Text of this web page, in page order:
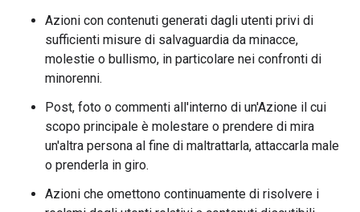
Azioni con contenuti generati dagli utenti privi di
sufficienti misure di salvaguardia da minacce,
molestie o bullismo, in particolare nei confronti di
minorenni.
Post, foto o commenti all'interno di un'Azione il cui
scopo principale è molestare o prendere di mira
un'altra persona al fine di maltrattarla, attaccarla male
o prenderla in giro.
Azioni che omettono continuamente di risolvere i